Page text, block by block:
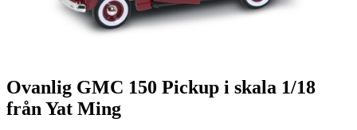
Ovanlig GMC 150 Pickup i skala 1/18
från Yat Ming